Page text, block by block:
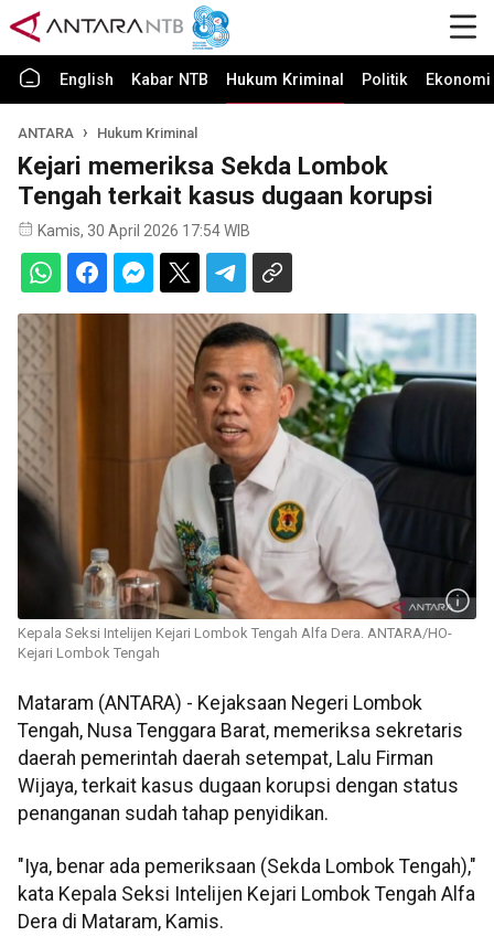
English Kabar NTB Hukum Kriminal Politik
ANTARA Hukum Kriminal
Kejari memeriksa Sekda Lombok
Tengah terkait kasus dugaan korupsi
Kamis, 30 April 2026 17:54 WIB
Kepala Seksi Intelijen Kejari Lombok Tengah Alfa Dera. ANTARA/HO-
Kejari Lombok Tengah
Mataram (ANTARA) - Kejaksaan Negeri Lombok
Tengah, Nusa Tenggara Barat, memeriksa sekretaris
daerah pemerintah daerah setempat, Lalu Firman
Wijaya, terkait kasus dugaan korupsi dengan status
penanganan sudah tahap penyidikan.
"Iya, benar ada pemeriksaan (Sekda Lombok Tengah),"
kata Kepala Seksi Intelijen Kejari Lombok Tengah Alfa
Dera di Mataram, Kamis.